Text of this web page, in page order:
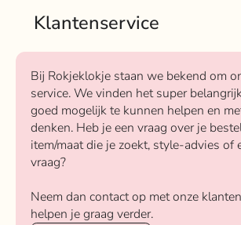
Klantenservice
Bij Rokjeklokje staan we bekend om
service. We vinden het super
goed mogelijk te kunnen helpen en
denken. Heb je een vraag over je
item/maat die je zoekt, style-advies of
vraag?
Neem dan contact op met onze
helpen je graag verder.